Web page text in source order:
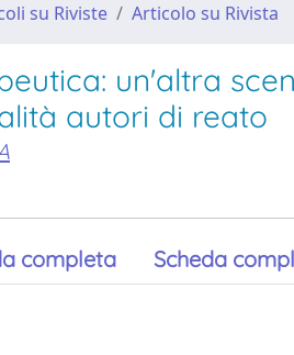
su Riviste Articolo su Rivista
un'altra
autori di reato
completa Scheda